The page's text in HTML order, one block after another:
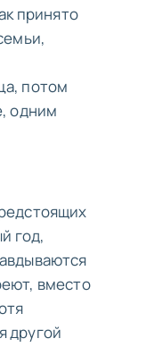
принято
потом
одним
год,
вместо
другой